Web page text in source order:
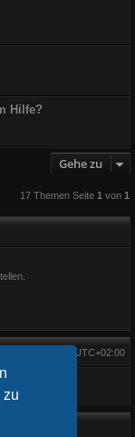
zu
Hilfe?
Gehe zu
17 Themen Seite 1 von 1
UTC+02:00